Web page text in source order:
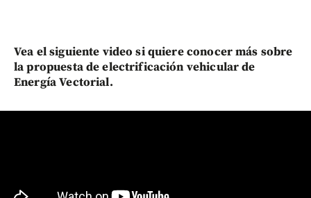
Vea el siguiente video si quiere conocer más sobre
la propuesta de electrificación vehicular de
Energía Vectorial.